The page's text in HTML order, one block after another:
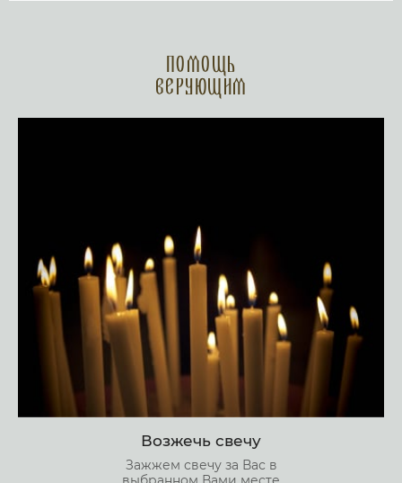
Помощь
верующим
Возжечь свечу
Зажжем свечу за Вас в